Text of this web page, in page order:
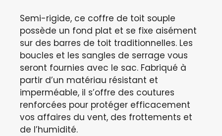
Semi-rigide, ce coffre de toit souple
possède un fond plat et se fixe aisément
sur des barres de toit traditionnelles. Les
boucles et les sangles de serrage vous
seront fournies avec le sac. Fabriqué à
partir d’un matériau résistant et
imperméable, il s’offre des coutures
renforcées pour protéger efficacement
vos affaires du vent, des frottements et
de l’humidité.